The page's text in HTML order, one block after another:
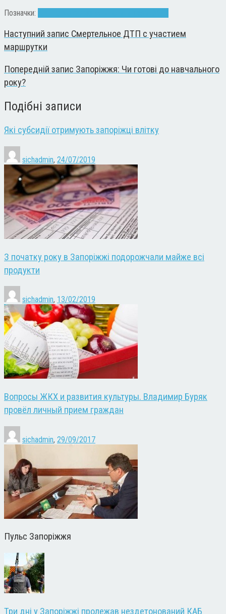
Позначки:
Наступний запис Смертельное ДТП с участием
маршрутки
Попередній запис Запоріжжя: Чи готові до навчального
року?
Подібні записи
Які субсидії отримують запоріжці влітку
sichadmin, 24/07/2019
З початку року в Запоріжжі подорожчали майже всі
продукти
sichadmin, 13/02/2019
Вопросы ЖКХ и развития культуры. Владимир Буряк
провёл личный прием граждан
sichadmin, 29/09/2017
Пульс Запоріжжя
Три дні у Запоріжжі пролежав нездетонований КАБ